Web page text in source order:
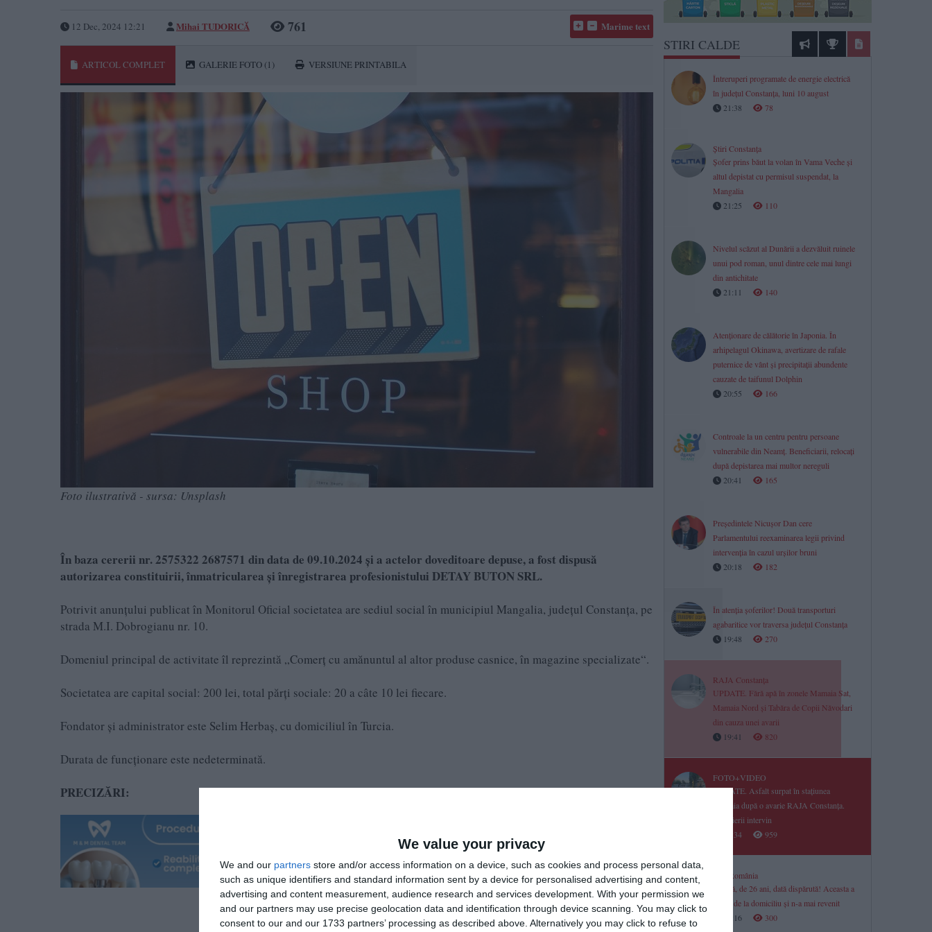
We value your privacy
We and our partners store and/or access information on a device, such as cookies and process personal data,
such as unique identifiers and standard information sent by a device for personalised advertising and content,
advertising and content measurement, audience research and services development. With your permission we
and our partners may use precise geolocation data and identification through device scanning. You may click to
consent to our and our 1733 partners’ processing as described above. Alternatively you may click to refuse to
12 Dec, 2024 12:21 Mihai TUDORICĂ 761 Marime text
ARTICOL COMPLET GALERIE FOTO (1) VERSIUNE PRINTABILA
Foto ilustrativă - sursa: Unsplash
În baza cererii nr. 2575322 2687571 din data de 09.10.2024 şi a actelor doveditoare depuse, a fost dispusă
autorizarea constituirii, înmatricularea şi înregistrarea profesionistului DETAY BUTON SRL.
Potrivit anunțului publicat în Monitorul Oficial societatea are sediul social în municipiul Mangalia, județul Constanţa, pe
strada M.I. Dobrogianu nr. 10.
Domeniul principal de activitate îl reprezintă „Comerţ cu amănuntul al altor produse casnice, în magazine specializate“.
Societatea are capital social: 200 lei, total părţi sociale: 20 a câte 10 lei fiecare.
Fondator și administrator este Selim Herbaş, cu domiciliul în Turcia.
Durata de funcţionare este nedeterminată.
PRECIZĂRI:
STIRI CALDE
Întreruperi programate de energie electrică
în județul Constanța, luni 10 august
21:38
78
Știri Constanța
Șofer prins băut la volan în Vama Veche și
altul depistat cu permisul suspendat, la
Mangalia
21:25
110
Nivelul scăzut al Dunării a dezvăluit ruinele
unui pod roman, unul dintre cele mai lungi
din antichitate
21:11
140
Atenționare de călătorie în Japonia. În
arhipelagul Okinawa, avertizare de rafale
puternice de vânt și precipitații abundente
cauzate de taifunul Dolphin
20:55
166
Controale la un centru pentru persoane
vulnerabile din Neamț. Beneficiarii, relocați
după depistarea mai multor nereguli
20:41
165
Președintele Nicușor Dan cere
Parlamentului reexaminarea legii privind
intervenția în cazul urșilor bruni
20:18
182
În atenția șoferilor! Două transporturi
agabaritice vor traversa județul Constanța
19:48
270
RAJA Constanța
UPDATE. Fără apă în zonele Mamaia Sat,
Mamaia Nord și Tabăra de Copii Năvodari
din cauza unei avarii
19:41
820
FOTO+VIDEO
UPDATE. Asfalt surpat în stațiunea
Mamaia după o avarie RAJA Constanța.
Pompierii intervin
19:34
959
Știri România
Tânără, de 26 ani, dată dispărută! Aceasta a
plecat de la domiciliu și n-a mai revenit
19:16
300